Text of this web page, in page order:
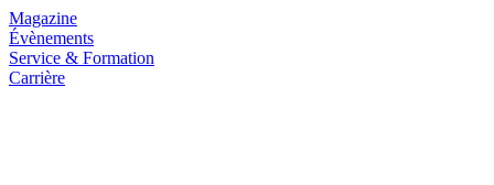
Magazine
Évènements
Service & Formation
Carrière